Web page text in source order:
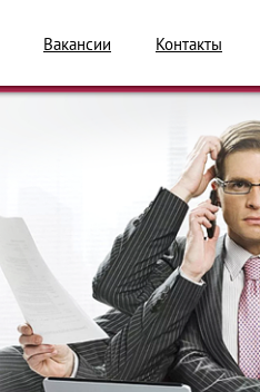
Вакансии Контакты